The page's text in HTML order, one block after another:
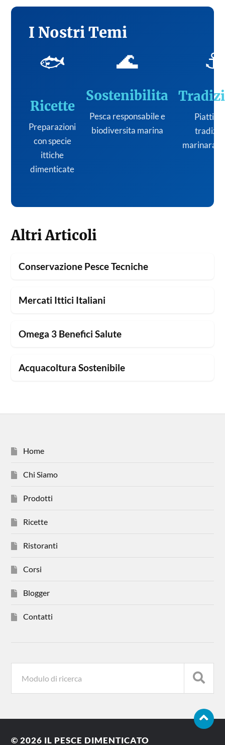
I Nostri Temi
🐟
Ricette
Preparazioni
con specie
ittiche
dimenticate
🌊
Sostenibilita
Pesca responsabile e
biodiversita marina
⚓
Piatti
marinara
Altri Articoli
Conservazione Pesce Tecniche
Mercati Ittici Italiani
Omega 3 Benefici Salute
Acquacoltura Sostenibile
Home
Chi Siamo
Prodotti
Ricette
Ristoranti
Corsi
Blogger
Contatti
© 2026 IL PESCE DIMENTICATO